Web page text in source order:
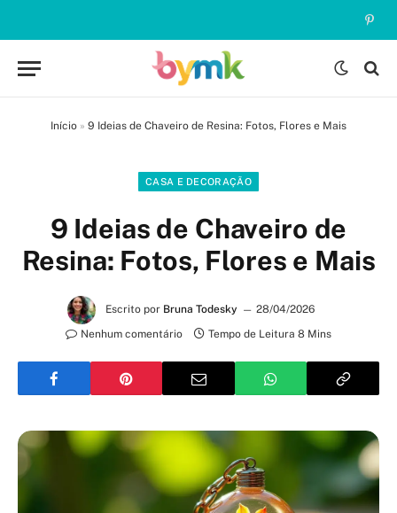
Início » 9 Ideias de Chaveiro de Resina: Fotos, Flores e Mais
CASA E DECORAÇÃO
9 Ideias de Chaveiro de
Resina: Fotos, Flores e Mais
Escrito por Bruna Todesky
28/04/2026
Nenhum comentário
Tempo de Leitura 8 Mins